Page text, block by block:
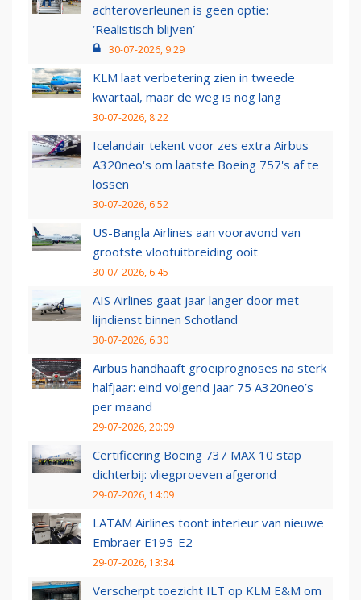
achteroverleunen is geen optie:
‘Realistisch blijven’
30-07-2026, 9:29
KLM laat verbetering zien in tweede
kwartaal, maar de weg is nog lang
30-07-2026, 8:22
Icelandair tekent voor zes extra Airbus
A320neo's om laatste Boeing 757's af te
lossen
30-07-2026, 6:52
US-Bangla Airlines aan vooravond van
grootste vlootuitbreiding ooit
30-07-2026, 6:45
AIS Airlines gaat jaar langer door met
lijndienst binnen Schotland
30-07-2026, 6:30
Airbus handhaaft groeiprognoses na sterk
halfjaar: eind volgend jaar 75 A320neo’s
per maand
29-07-2026, 20:09
Certificering Boeing 737 MAX 10 stap
dichterbij: vliegproeven afgerond
29-07-2026, 14:09
LATAM Airlines toont interieur van nieuwe
Embraer E195-E2
29-07-2026, 13:34
Verscherpt toezicht ILT op KLM E&M om